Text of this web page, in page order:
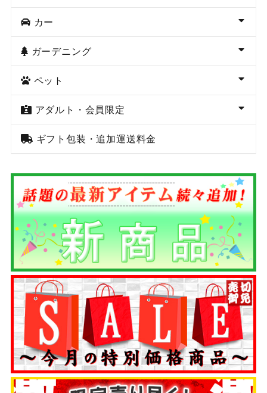
カー
ガーデニング
ペット
アダルト・会員限定
ギフト包装・追加運送料金